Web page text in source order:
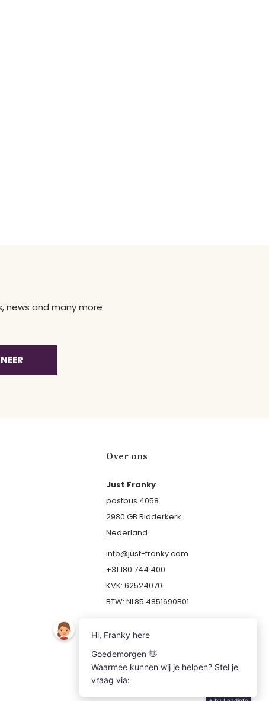
news and many more
Over ons
Just Franky
postbus 4058
2980 GB Ridderkerk
Nederland
info@just-franky.com
+31 180 744 400
KVK: 62524070
BTW: NL85 4851690B01